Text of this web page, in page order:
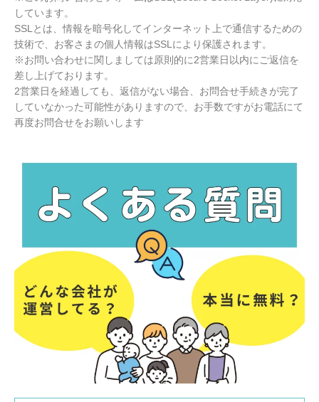
しています。
SSLとは、情報を暗号化してインターネット上で通信するための
技術で、お客さまの個人情報はSSLにより保護されます。
※お問い合わせに関しましては原則的に2営業日以内にご返信を
差し上げております。
2営業日を経過しても、返信がない場合、お問合せ手続きが完了
していなかった可能性がありますので、お手数ですがお電話にて
再度お問合せをお願いします